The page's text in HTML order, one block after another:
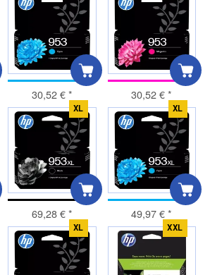
30,52 €* 30,52 €*
XL
69,28 €*
XL
49,97 €*
XL XXL